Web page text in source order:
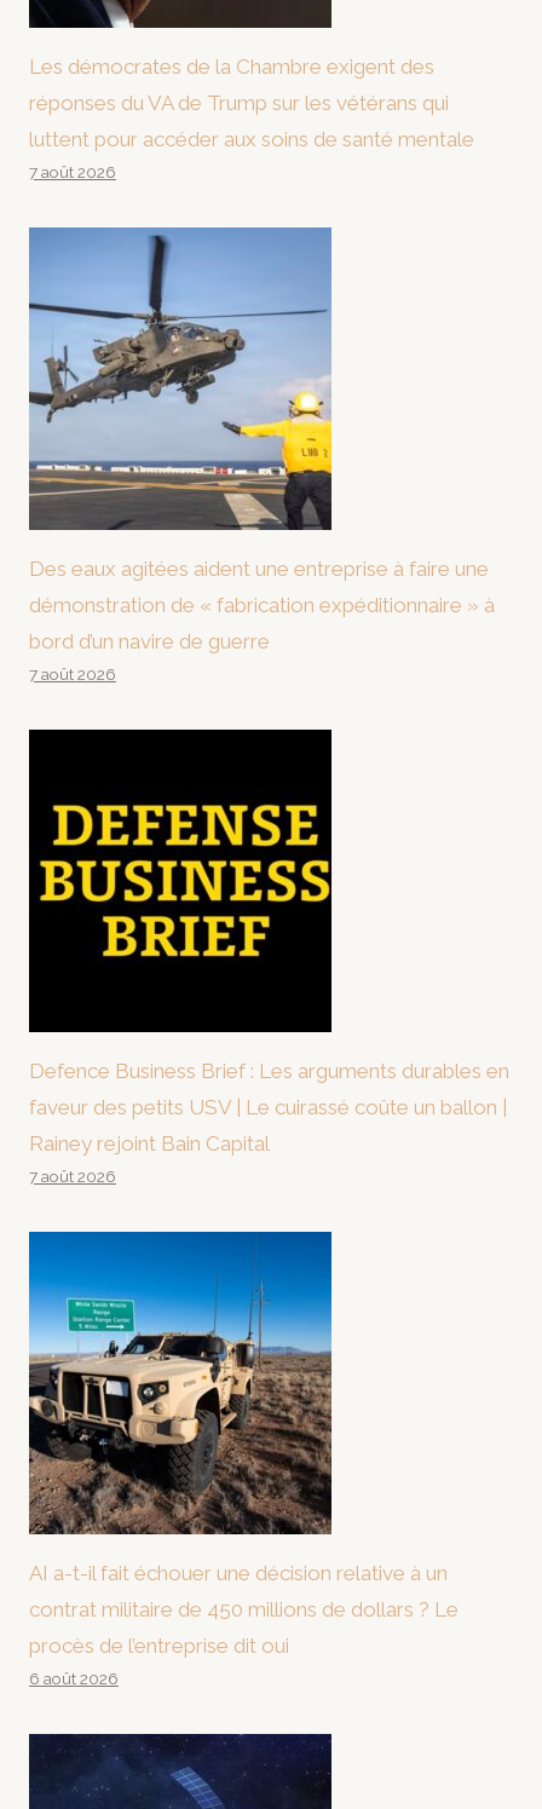
Les démocrates de la Chambre exigent des
réponses du VA de Trump sur les vétérans qui
luttent pour accéder aux soins de santé mentale
7 août 2026
Des eaux agitées aident une entreprise à faire une
démonstration de « fabrication expéditionnaire » à
bord d’un navire de guerre
7 août 2026
Defence Business Brief : Les arguments durables en
faveur des petits USV | Le cuirassé coûte un ballon |
Rainey rejoint Bain Capital
7 août 2026
AI a-t-il fait échouer une décision relative à un
contrat militaire de 450 millions de dollars ? Le
procès de l’entreprise dit oui
6 août 2026